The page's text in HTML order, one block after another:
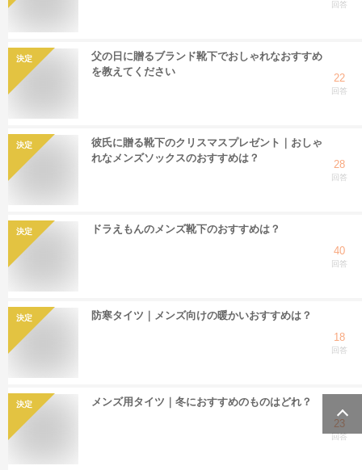
回答
決定
父の日に贈るブランド靴下でおしゃれなおすすめ
を教えてください
22
回答
決定
彼氏に贈る靴下のクリスマスプレゼント｜おしゃ
れなメンズソックスのおすすめは？
28
回答
決定
ドラえもんのメンズ靴下のおすすめは？
40
回答
決定
防寒タイツ｜メンズ向けの暖かいおすすめは？
18
回答
決定
メンズ用タイツ｜冬におすすめのものはどれ？
23
回答